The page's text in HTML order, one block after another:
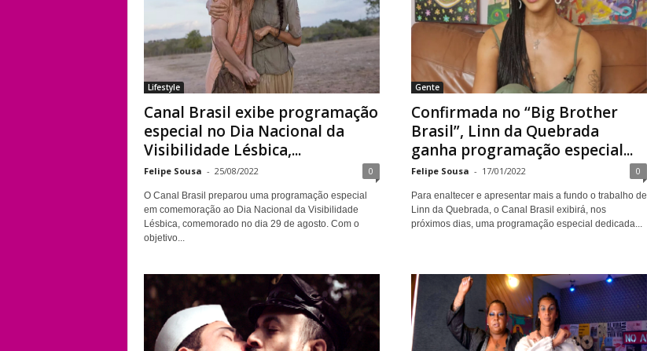
Lifestyle
Canal Brasil exibe programação
especial no Dia Nacional da
Visibilidade Lésbica,...
Felipe Sousa - 25/08/2022 0
O Canal Brasil preparou uma programação especial
em comemoração ao Dia Nacional da Visibilidade
Lésbica, comemorado no dia 29 de agosto. Com o
objetivo...
Gente
Confirmada no “Big Brother
Brasil”, Linn da Quebrada
ganha programação especial...
Felipe Sousa - 17/01/2022 0
Para enaltecer e apresentar mais a fundo o trabalho de
Linn da Quebrada, o Canal Brasil exibirá, nos
próximos dias, uma programação especial dedicada...